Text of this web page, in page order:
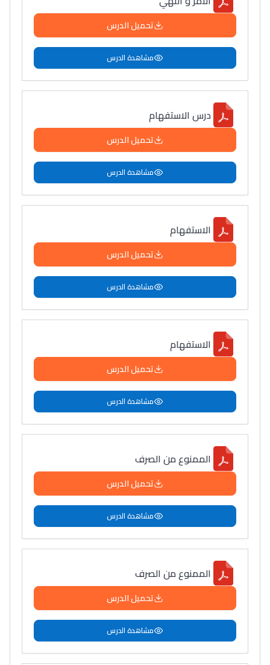
تحميل الدرس
مشاهدة الدرس
درس الاستفهام
تحميل الدرس
مشاهدة الدرس
الاستفهام
تحميل الدرس
مشاهدة الدرس
الاستفهام
تحميل الدرس
مشاهدة الدرس
الممنوع من الصرف
تحميل الدرس
مشاهدة الدرس
الممنوع من الصرف
تحميل الدرس
مشاهدة الدرس